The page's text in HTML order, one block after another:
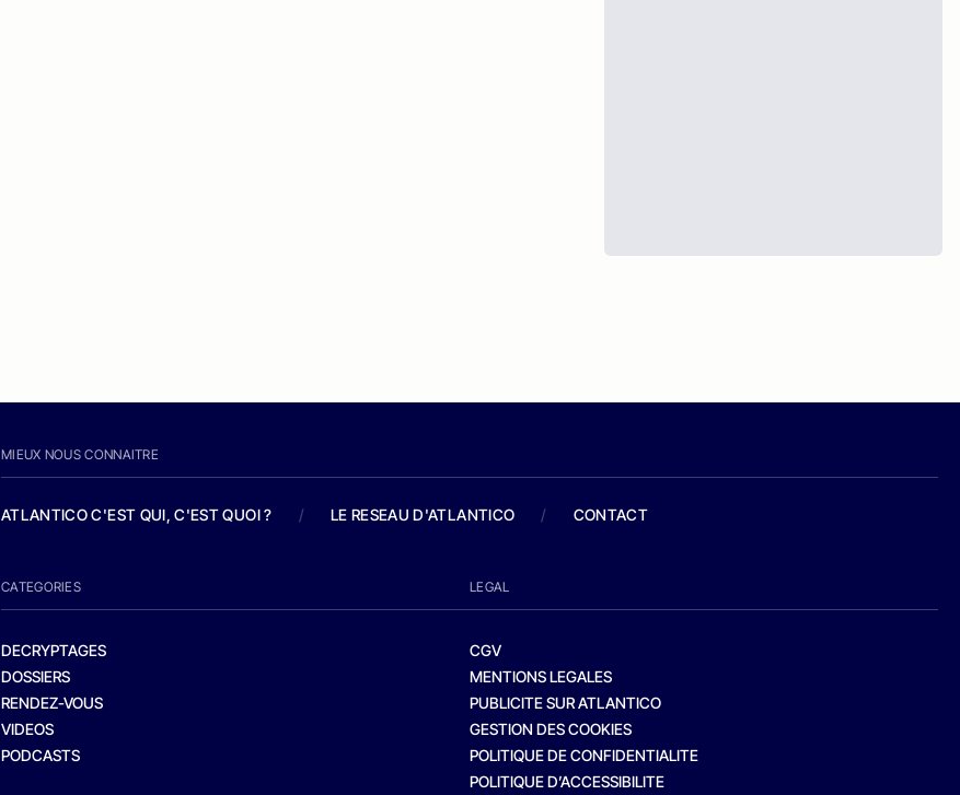
MIEUX NOUS CONNAITRE
ATLANTICO C'EST QUI, C'EST QUOI ? / LE RESEAU D'ATLANTICO / CONTACT
CATEGORIES
DECRYPTAGES
DOSSIERS
RENDEZ-VOUS
VIDEOS
PODCASTS
LEGAL
CGV
MENTIONS LEGALES
PUBLICITE SUR ATLANTICO
GESTION DES COOKIES
POLITIQUE DE CONFIDENTIALITE
POLITIQUE D’ACCESSIBILITE